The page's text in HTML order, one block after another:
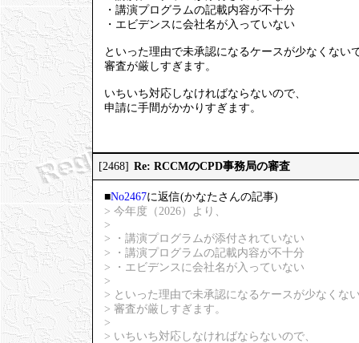
・講演プログラムの記載内容が不十分
・エビデンスに会社名が入っていない
といった理由で未承認になるケースが少なくない
審査が厳しすぎます。
いちいち対応しなければならないので、
申請に手間がかかりすぎます。
[2468] Re: RCCMのCPD事務局の審査
■No2467に返信(かなたさんの記事)
> 今年度（2026）より、
>
> ・講演プログラムが添付されていない
> ・講演プログラムの記載内容が不十分
> ・エビデンスに会社名が入っていない
>
> といった理由で未承認になるケースが少なくな
> 審査が厳しすぎます。
>
> いちいち対応しなければならないので、